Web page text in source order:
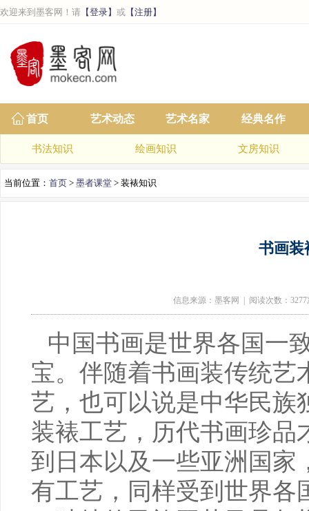
欢迎来到墨客网！请 【登录】 或 【注册】
首页 艺术动态 艺术名家 经典名作
书法知识 绘画知识 文房知识
当前位置： 首页 > 墨者课堂 > 装裱知识
书画装
信息来源：墨客网 | 阅读次数：3277
中国书画是世界各国一
宝。伴随着书画装传统艺
艺，也可以说是中华民族
装裱工艺，历代书画珍品
到日本以及一些亚洲国家
有工艺，同样受到世界各